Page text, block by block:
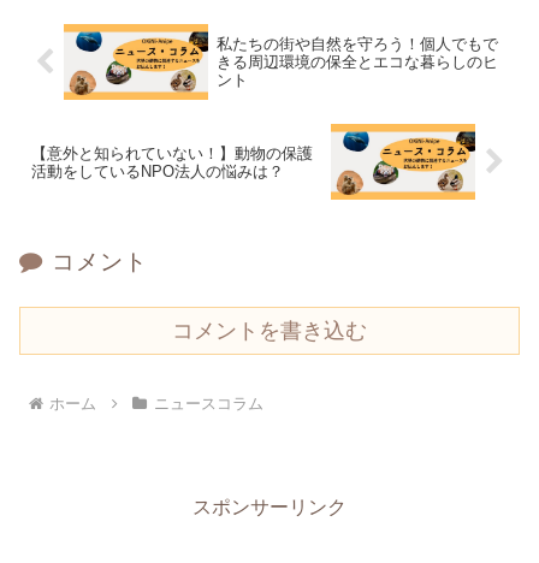
私たちの街や自然を守ろう！個人でもで
きる周辺環境の保全とエコな暮らしのヒ
ント
【意外と知られていない！】動物の保護
活動をしているNPO法人の悩みは？
コメント
コメントを書き込む
ホーム ニュースコラム
スポンサーリンク